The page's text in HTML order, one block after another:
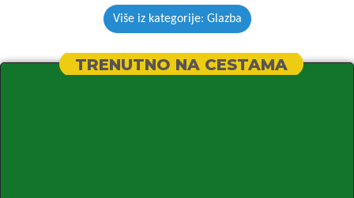
Više iz kategorije: Glazba
TRENUTNO NA CESTAMA